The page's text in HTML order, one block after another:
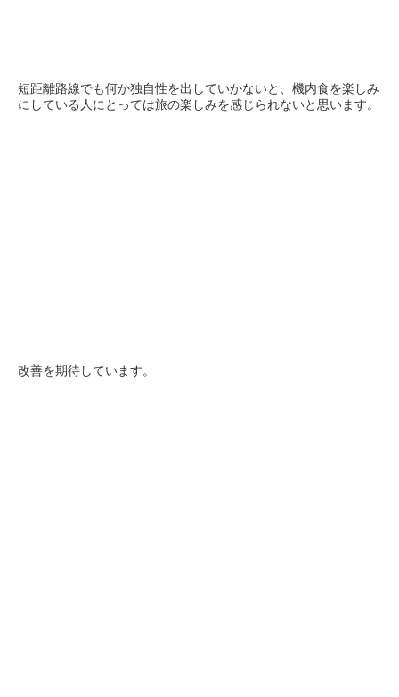
短距離路線でも何か独自性を出していかないと、機内食を楽しみ
にしている人にとっては旅の楽しみを感じられないと思います。
改善を期待しています。